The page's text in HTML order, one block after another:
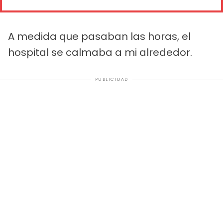
A medida que pasaban las horas, el
hospital se calmaba a mi alrededor.
PUBLICIDAD